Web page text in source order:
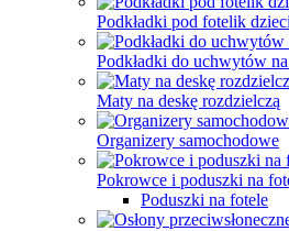
Podkładki pod fotelik
Podkładki do uchwytów
Maty na deskę rozdzielczą
Organizery samochodowe
Pokrowce i poduszki na
Poduszki na fotele